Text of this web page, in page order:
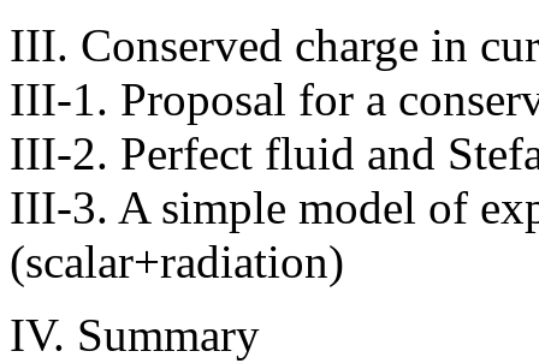
III. Conserved charge in
III-1. Proposal for a
III-2. Perfect fluid and
III-3. A simple model of
(scalar+radiation)
IV. Summary